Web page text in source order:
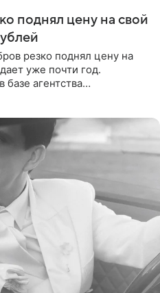
поднял цену на свой
резко поднял цену на
уже почти год.
базе агентства